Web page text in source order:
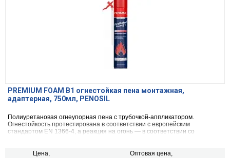
PREMIUM FOAM B1 огнестойкая пена монтажная,
адаптерная, 750мл, PENOSIL
Полиуретановая огнеупорная пена с трубочкой-аппликатором.
Огнестойкость протестирована в соответствии с европейским
стандартом EN 1366-4, а реакция на огонь — в соответствии со
Цена,
Оптовая цена,